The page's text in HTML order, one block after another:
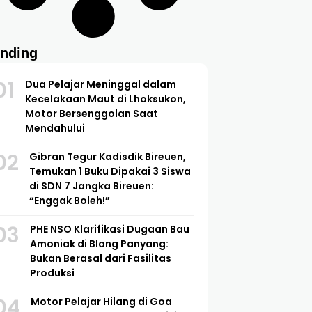
Dua Pelajar Meninggal dalam
Kecelakaan Maut di Lhoksukon,
Motor Bersenggolan Saat
Mendahului
Gibran Tegur Kadisdik Bireuen,
Temukan 1 Buku Dipakai 3 Siswa
di SDN 7 Jangka Bireuen:
“Enggak Boleh!”
PHE NSO Klarifikasi Dugaan Bau
Amoniak di Blang Panyang:
Bukan Berasal dari Fasilitas
Produksi
Motor Pelajar Hilang di Goa